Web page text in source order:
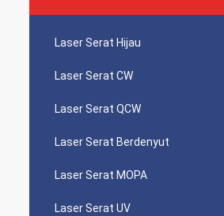
Laser Serat Hijau
Laser Serat CW
Laser Serat QCW
Laser Serat Berdenyut
Laser Serat MOPA
Laser Serat UV